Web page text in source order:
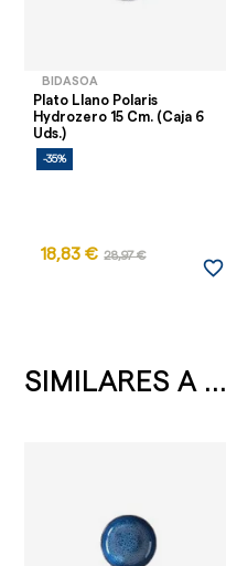
BIDASOA
Plato Llano Polaris
Hydrozero 15 Cm. (Caja 6
Uds.)
-35%
18,83 € 28,97 €
favorite_border
SIMILARES A ...